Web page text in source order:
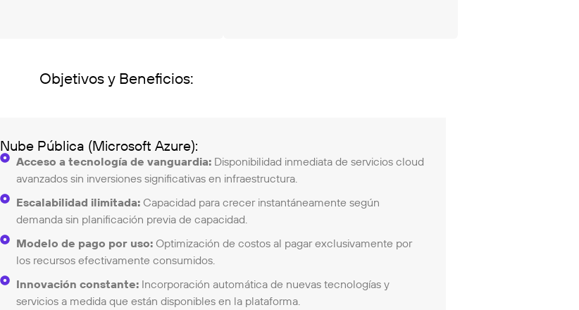
Objetivos y Beneficios:
Nube Pública (Microsoft Azure):
Acceso a tecnología de vanguardia:Disponibilidad inmediata de servicios cloud
avanzados sin inversiones significativas en infraestructura.
Escalabilidad ilimitada:Capacidad para crecer instantáneamente según
demanda sin planificación previa de capacidad.
Modelo de pago por uso:Optimización de costos al pagar exclusivamente por
los recursos efectivamente consumidos.
Innovación constante:Incorporación automática de nuevas tecnologías y
servicios a medida que están disponibles en la plataforma.